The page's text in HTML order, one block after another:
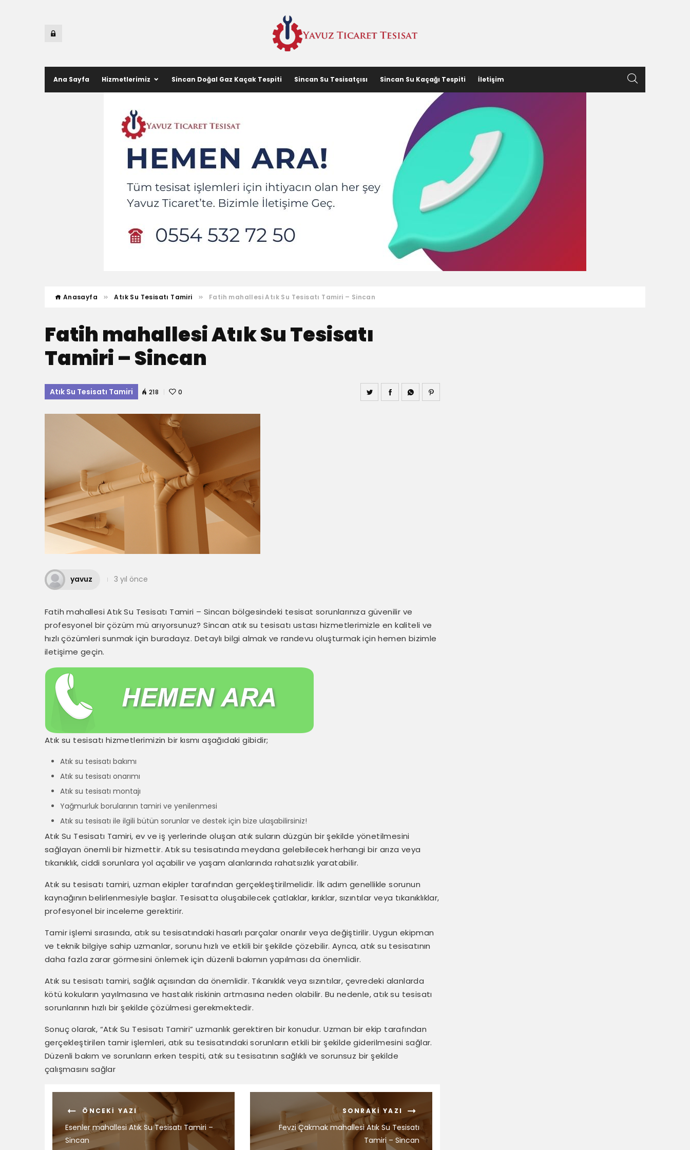
Ana Sayfa Hizmetlerimiz Sincan Doğal Gaz Kaçak Tespiti Sincan Su Tesisatçısı Sincan Su Kaçağı Tespiti İletişim
Anasayfa Atık Su Tesisatı Tamiri Fatih mahallesi Atık Su Tesisatı Tamiri – Sincan
Fatih mahallesi Atık Su Tesisatı
Tamiri – Sincan
Atık Su Tesisatı Tamiri 218 0
yavuz 3 yıl önce
Fatih mahallesi Atık Su Tesisatı Tamiri – Sincan bölgesindeki tesisat sorunlarınıza güvenilir ve
profesyonel bir çözüm mü arıyorsunuz? Sincan atık su tesisatı ustası hizmetlerimizle en kaliteli ve
hızlı çözümleri sunmak için buradayız. Detaylı bilgi almak ve randevu oluşturmak için hemen bizimle
iletişime geçin.
Atık su tesisatı hizmetlerimizin bir kısmı aşağıdaki gibidir;
Atık su tesisatı bakımı
Atık su tesisatı onarımı
Atık su tesisatı montajı
Yağmurluk borularının tamiri ve yenilenmesi
Atık su tesisatı ile ilgili bütün sorunlar ve destek için bize ulaşabilirsiniz!
Atık Su Tesisatı Tamiri, ev ve iş yerlerinde oluşan atık suların düzgün bir şekilde yönetilmesini
sağlayan önemli bir hizmettir. Atık su tesisatında meydana gelebilecek herhangi bir arıza veya
tıkanıklık, ciddi sorunlara yol açabilir ve yaşam alanlarında rahatsızlık yaratabilir.
Atık su tesisatı tamiri, uzman ekipler tarafından gerçekleştirilmelidir. İlk adım genellikle sorunun
kaynağının belirlenmesiyle başlar. Tesisatta oluşabilecek çatlaklar, kırıklar, sızıntılar veya tıkanıklıklar,
profesyonel bir inceleme gerektirir.
Tamir işlemi sırasında, atık su tesisatındaki hasarlı parçalar onarılır veya değiştirilir. Uygun ekipman
ve teknik bilgiye sahip uzmanlar, sorunu hızlı ve etkili bir şekilde çözebilir. Ayrıca, atık su tesisatının
daha fazla zarar görmesini önlemek için düzenli bakımın yapılması da önemlidir.
Atık su tesisatı tamiri, sağlık açısından da önemlidir. Tıkanıklık veya sızıntılar, çevredeki alanlarda
kötü kokuların yayılmasına ve hastalık riskinin artmasına neden olabilir. Bu nedenle, atık su tesisatı
sorunlarının hızlı bir şekilde çözülmesi gerekmektedir.
Sonuç olarak, “Atık Su Tesisatı Tamiri” uzmanlık gerektiren bir konudur. Uzman bir ekip tarafından
gerçekleştirilen tamir işlemleri, atık su tesisatındaki sorunların etkili bir şekilde giderilmesini sağlar.
Düzenli bakım ve sorunların erken tespiti, atık su tesisatının sağlıklı ve sorunsuz bir şekilde
çalışmasını sağlar
ÖNCEKI YAZI
Esenler mahallesi Atık Su Tesisatı Tamiri –
Sincan
SONRAKI YAZI
Fevzi Çakmak mahallesi Atık Su Tesisatı
Tamiri – Sincan